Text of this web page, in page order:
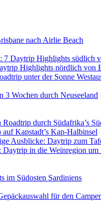
nach Airlie Beach
7 Daytrip Highlights südlich
Highlights nördlich von
unter der Sonne
Wochen durch Neuseeland
durch Südafrika’s
Kapstadt’s Kap-Halbinsel
Ausblicke: Daytrip zum
in die Weinregion um
im Südosten Sardiniens
für den